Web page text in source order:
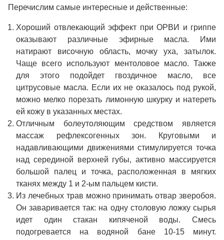
Перечислим самые интересные и действенные:
Хороший отвлекающий эффект при ОРВИ и гриппе
оказывают различные эфирные масла. Ими
натирают височную область, мочку уха, затылок.
Чаще всего используют ментоловое масло. Также
для этого подойдет гвоздичное масло, все
цитрусовые масла. Если их не оказалось под рукой,
можно мелко порезать лимонную шкурку и натереть
ей кожу в указанных местах.
Отличным болеутоляющим средством является
массаж рефлексогенных зон. Круговыми и
надавливающими движениями стимулируется точка
над серединой верхней губы, активно массируется
большой палец и точка, расположенная в мягких
тканях между 1 и 2-ым пальцем кисти.
Из лечебных трав можно принимать отвар зверобоя.
Он заваривается так: на одну столовую ложку сырья
идет один стакан кипяченой воды. Смесь
подогревается на водяной бане 10-15 минут.